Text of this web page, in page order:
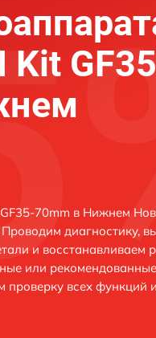
Kit
70mm в Нижнем
диагностику,
и восстанавливаем
или
проверку всех функций